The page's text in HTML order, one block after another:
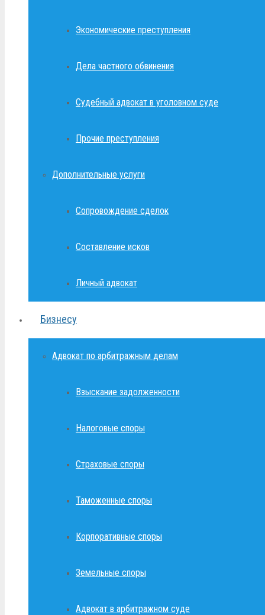
Экономические преступления
Дела частного обвинения
Судебный адвокат в уголовном суде
Прочие преступления
Дополнительные услуги
Сопровождение сделок
Составление исков
Личный адвокат
Бизнесу
Адвокат по арбитражным делам
Взыскание задолженности
Налоговые споры
Страховые споры
Таможенные споры
Корпоративные споры
Земельные споры
Адвокат в арбитражном суде